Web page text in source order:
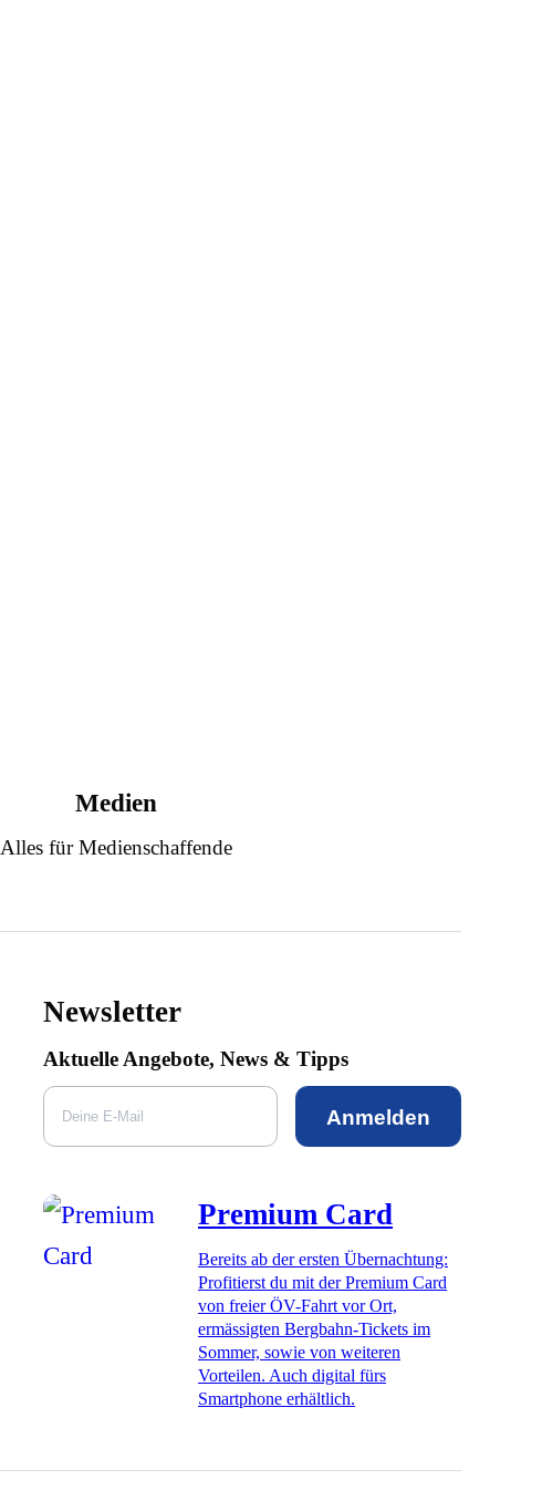
Medien
Alles für Medienschaffende
Newsletter
Aktuelle Angebote, News & Tipps
Anmelden
Premium Card
Bereits ab der ersten Übernachtung:
Profitierst du mit der Premium Card
von freier ÖV-Fahrt vor Ort,
ermässigten Bergbahn-Tickets im
Sommer, sowie von weiteren
Vorteilen. Auch digital fürs
Smartphone erhältlich.